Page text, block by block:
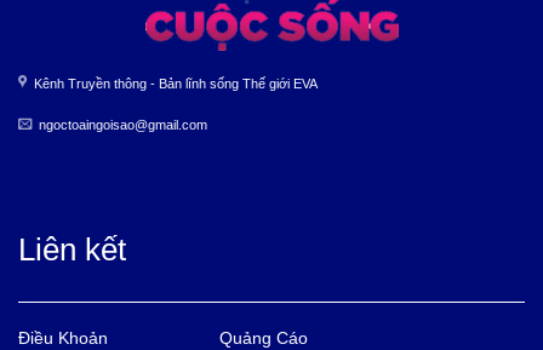
Kênh Truyền thông - Bản lĩnh sống Thế giới EVA
ngoctoaingoisao@gmail.com
Liên kết
Điều Khoản Quảng Cáo